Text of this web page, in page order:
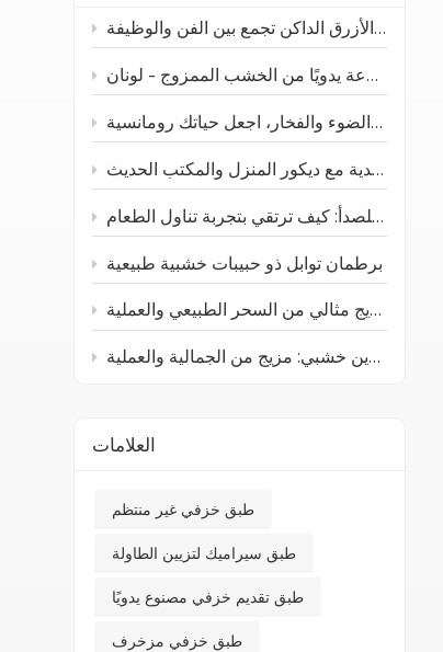
ارتقِ بطاولتك ومساحتك: صينية تقديم سيراميكية غير منتظمة باللون الأزرق الداكن تجمع بين الفن والوظيفة
جرة توابل مصنوعة يدويًا من الخشب الممزوج - لونان
حوامل شموع خزفية: مزيج من الضوء والفخار، اجعل حياتك رومانسية
المزهرية الخزفية المصنوعة يدوياً: كيف تتناسب الحرف الصينية التقليدية مع ديكور المنزل والمكتب الحديث
أدوات المائدة الخشبية والفولاذية المقاومة للصدأ: كيف ترتقي بتجربة تناول الطعام
برطمان توابل ذو حبيبات خشبية طبيعية
صينية خشبية من خشب الجوز الأسود: مزيج مثالي من السحر الطبيعي والعملية
صندوق تخزين خشبي: مزيج من الجمالية والعملية
العلامات
طبق خزفي غير منتظم
طبق سيراميك لتزيين الطاولة
طبق تقديم خزفي مصنوع يدويًا
طبق خزفي مزخرف